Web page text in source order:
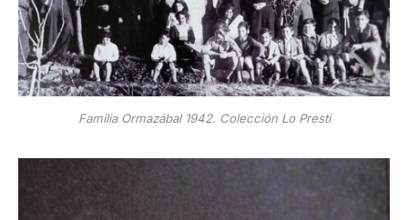
Familia Ormazábal 1942. Colección Lo Presti